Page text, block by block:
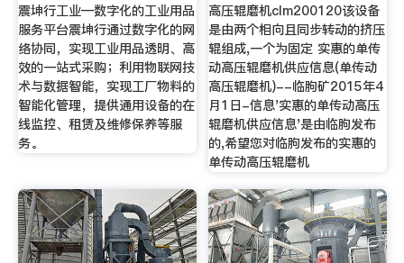
震坤行工业—数字化的工业用品
服务平台震坤行通过数字化的网
络协同，实现工业用品透明、高
效的一站式采购；利用物联网技
术与数据智能，实现工厂物料的
智能化管理，提供通用设备的在
线监控、租赁及维修保养等服
务。
高压辊磨机clm200120该设备
是由两个相向且同步转动的挤压
辊组成,一个为固定 实惠的单传
动高压辊磨机供应信息(单传动
高压辊磨机)--临朐矿2015年4
月1日-信息'实惠的单传动高压
辊磨机供应信息'是由临朐发布
的,希望您对临朐发布的实惠的
单传动高压辊磨机